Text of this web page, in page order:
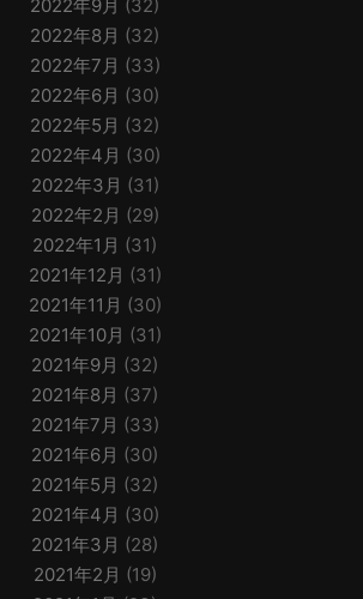
2022年9月 (32)
2022年8月 (32)
2022年7月 (33)
2022年6月 (30)
2022年5月 (32)
2022年4月 (30)
2022年3月 (31)
2022年2月 (29)
2022年1月 (31)
2021年12月 (31)
2021年11月 (30)
2021年10月 (31)
2021年9月 (32)
2021年8月 (37)
2021年7月 (33)
2021年6月 (30)
2021年5月 (32)
2021年4月 (30)
2021年3月 (28)
2021年2月 (19)